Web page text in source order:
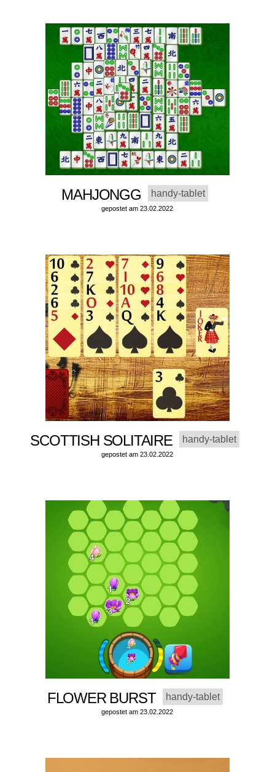
MAHJONGG handy-tablet
gepostet am 23.02.2022
SCOTTISH SOLITAIRE handy-tablet
gepostet am 23.02.2022
FLOWER BURST handy-tablet
gepostet am 23.02.2022